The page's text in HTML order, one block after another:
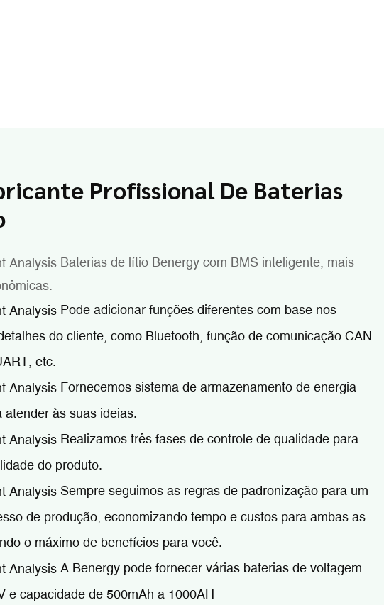
Profissional De Baterias
Baterias de lítio Benergy com BMS inteligente, mais
Pode adicionar funções diferentes com base nos
do cliente, como Bluetooth, função de comunicação CAN
etc.
Fornecemos sistema de armazenamento de energia
atender às suas ideias.
Realizamos três fases de controle de qualidade para
do produto.
Sempre seguimos as regras de padronização para um
de produção, economizando tempo e custos para ambas as
o máximo de benefícios para você.
A Benergy pode fornecer várias baterias de voltagem
e capacidade de 500mAh a 1000AH